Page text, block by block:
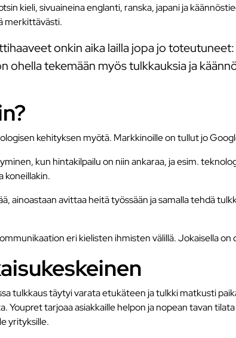
kieli, sivuaineina englanti, ranska, japani ja
merkittävästi.
onkin aika lailla jopa jo
ohella tekemään myös tulkkauksia ja
kehityksen myötä. Markkinoille on tullut jo
kun hintakilpailu on niin ankaraa, ja esim.
koneillakin.
ainoastaan avittaa heitä työssään ja samalla tehdä
eri kielisten ihmisten välillä. Jokaisella on
tulkkaus täytyi varata etukäteen ja tulkki matkusti
tarjoaa asiakkaille helpon ja nopean tavan
yrityksille.